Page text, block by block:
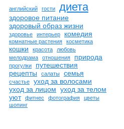
английский гости диета
здоровое питание
здоровый образ жизни
здоровье интерьер комедия
комнатные растения косметика
кошки красота
любовь
мелодрама
отношения природа
прогулки
путешествия
рецепты
салаты семья
счастье
уход за волосами
уход за лицом уход за телом
уют
фитнес фотография
цветы
шопинг